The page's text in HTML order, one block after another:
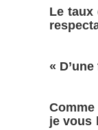
Le taux
«
je vous